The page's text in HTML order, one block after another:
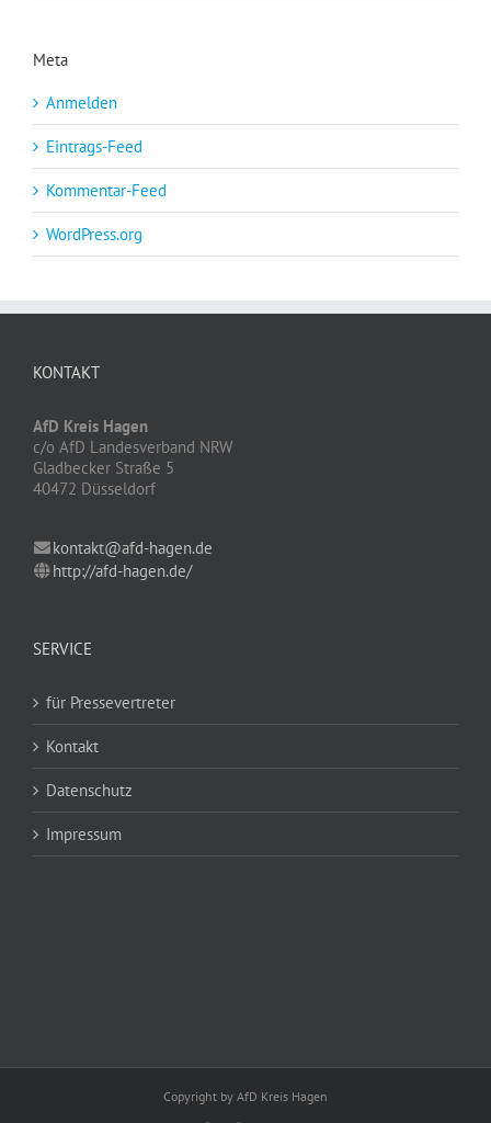
Meta
Anmelden
Eintrags-Feed
Kommentar-Feed
WordPress.org
KONTAKT
AfD Kreis Hagen
c/o AfD Landesverband NRW
Gladbecker Straße 5
40472 Düsseldorf
kontakt@afd-hagen.de
http://afd-hagen.de/
SERVICE
für Pressevertreter
Kontakt
Datenschutz
Impressum
Copyright by AfD Kreis Hagen